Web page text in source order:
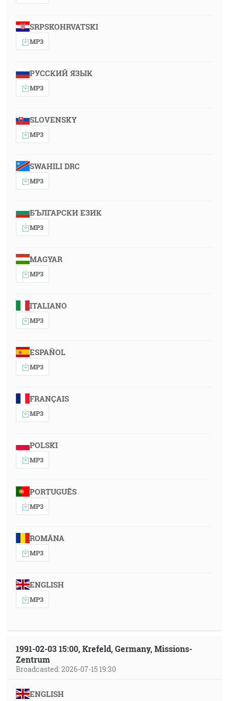
SRPSKOHRVATSKI
MP3
РУССКИЙ ЯЗЫК
MP3
SLOVENSKY
MP3
SWAHILI DRC
MP3
БЪЛГАРСКИ ЕЗИК
MP3
MAGYAR
MP3
ITALIANO
MP3
ESPAÑOL
MP3
FRANÇAIS
MP3
POLSKI
MP3
PORTUGUÊS
MP3
ROMÂNA
MP3
ENGLISH
MP3
1991-02-03 15:00, Krefeld, Germany, Missions-
Zentrum
Broadcasted: 2026-07-15 19:30
ENGLISH